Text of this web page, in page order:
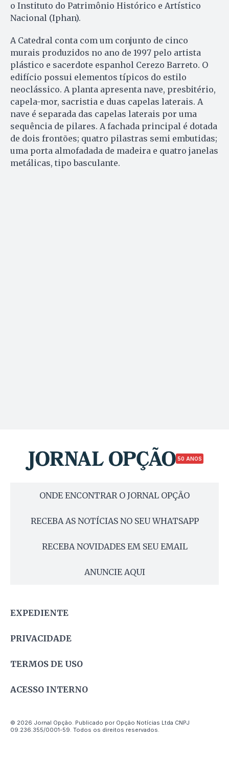
o Instituto do Patrimônio Histórico e Artístico
Nacional (Iphan).
A Catedral conta com um conjunto de cinco
murais produzidos no ano de 1997 pelo artista
plástico e sacerdote espanhol Cerezo Barreto. O
edifício possui elementos típicos do estilo
neoclássico. A planta apresenta nave, presbitério,
capela-mor, sacristia e duas capelas laterais. A
nave é separada das capelas laterais por uma
sequência de pilares. A fachada principal é dotada
de dois frontões; quatro pilastras semi embutidas;
uma porta almofadada de madeira e quatro janelas
metálicas, tipo basculante.
50 ANOS
ONDE ENCONTRAR O JORNAL OPÇÃO
RECEBA AS NOTÍCIAS NO SEU WHATSAPP
RECEBA NOVIDADES EM SEU EMAIL
ANUNCIE AQUI
EXPEDIENTE
PRIVACIDADE
TERMOS DE USO
ACESSO INTERNO
© 2026 Jornal Opção. Publicado por Opção Notícias Ltda CNPJ
09.236.355/0001-59. Todos os direitos reservados.